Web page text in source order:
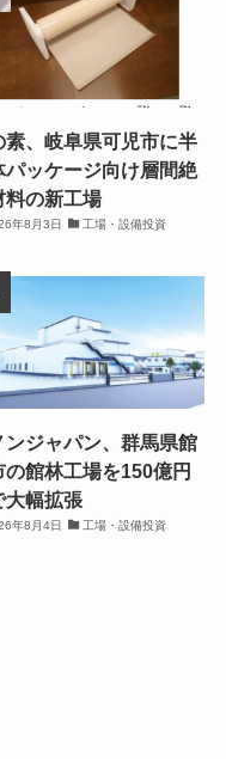
素、岐阜県可児市に半
パッケージ向け層間絶
料の新工場
年8月3日 工場・設備投資
ンジャパン、群馬県館
の館林工場を150億円
大幅拡張
年8月4日 工場・設備投資